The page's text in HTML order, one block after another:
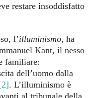
restare insoddisfatto
l’illuminismo, ha
Kant, il nesso
familiare:
dell’uomo dalla
. L’illuminismo è
al tribunale della